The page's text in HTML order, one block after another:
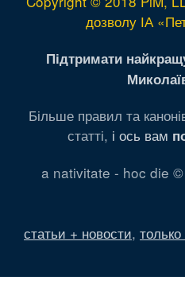
дозволу ІА
Підтримати
Більше правил та
статті, і ось вам
a nativitate - hoc die ©
статьи + новости,